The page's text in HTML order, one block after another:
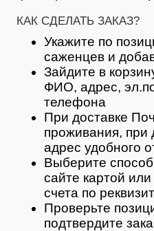
КАК СДЕЛАТЬ ЗАКАЗ?
Укажите по
саженцев и
Зайдите в
ФИО, адрес,
телефона
При доставке
проживания, при
адрес удобного
Выберите
сайте картой
счета по
Проверьте
подтвердите